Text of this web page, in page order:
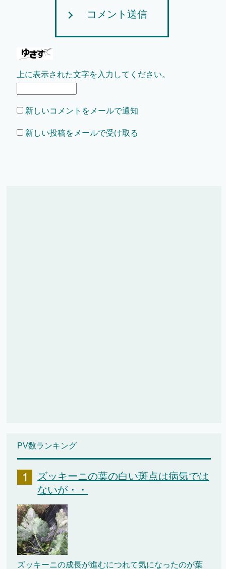
コメント送信
上に表示された文字を入力してください。
新しいコメントをメールで通知
新しい投稿をメールで受け取る
PV数ランキング
ズッキーニの葉の白い斑点は病気では
ないが・・
ズッキーニの成長が進むにつれて気になったのが葉